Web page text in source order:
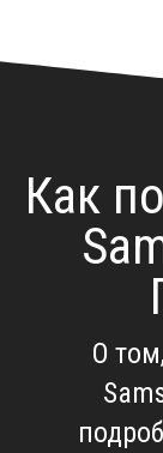
Как
О